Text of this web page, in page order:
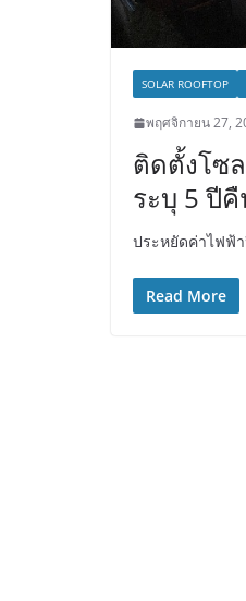
SOLAR ROOFTOP
พฤศจิกายน 27,
ติดตั้งโซ
ระบุ 5 ปี
ประหยัดค่าไฟฟ้
Read More